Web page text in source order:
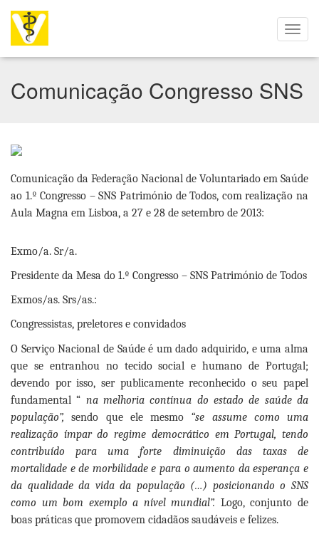
Comunicação Congresso SNS
Comunicação da Federação Nacional de Voluntariado em Saúde
ao 1.º Congresso – SNS Património de Todos, com realização na
Aula Magna em Lisboa, a 27 e 28 de setembro de 2013:
Exmo/a. Sr/a.
Presidente da Mesa do 1.º Congresso – SNS Património de Todos
Exmos/as. Srs/as.:
Congressistas, preletores e convidados
O Serviço Nacional de Saúde é um dado adquirido, e uma alma
que se entranhou no tecido social e humano de Portugal;
devendo por isso, ser publicamente reconhecido o seu papel
fundamental “ na melhoria contínua do estado de saúde da
população”,
sendo que ele mesmo “se assume como uma
realização ímpar do regime democrático em Portugal, tendo
contribuído para uma forte diminuição das taxas de
mortalidade e de morbilidade e para o aumento da esperança e
da qualidade da vida da população (…) posicionando o SNS
como um bom exemplo a nível mundial”. Logo, conjunto de
boas práticas que promovem cidadãos saudáveis e felizes.